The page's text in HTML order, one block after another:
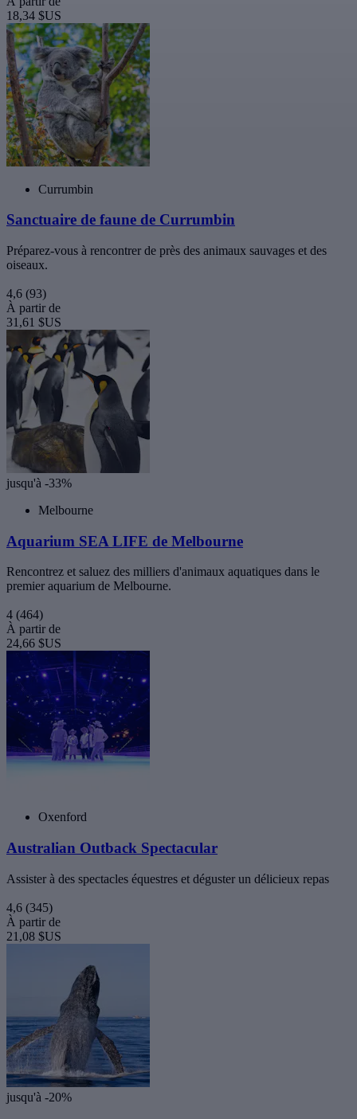
18,34 $US
Currumbin
Sanctuaire de faune de Currumbin
Préparez-vous à rencontrer de près des animaux sauvages et des
oiseaux.
4,6 (93)
À partir de
31,61 $US
jusqu'à -33%
Melbourne
Aquarium SEA LIFE de Melbourne
Rencontrez et saluez des milliers d'animaux aquatiques dans le
premier aquarium de Melbourne.
4 (464)
À partir de
24,66 $US
Oxenford
Australian Outback Spectacular
Assister à des spectacles équestres et déguster un délicieux repas
4,6 (345)
À partir de
21,08 $US
jusqu'à -20%